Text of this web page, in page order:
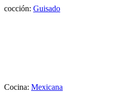
cocción: Guisado
Cocina: Mexicana